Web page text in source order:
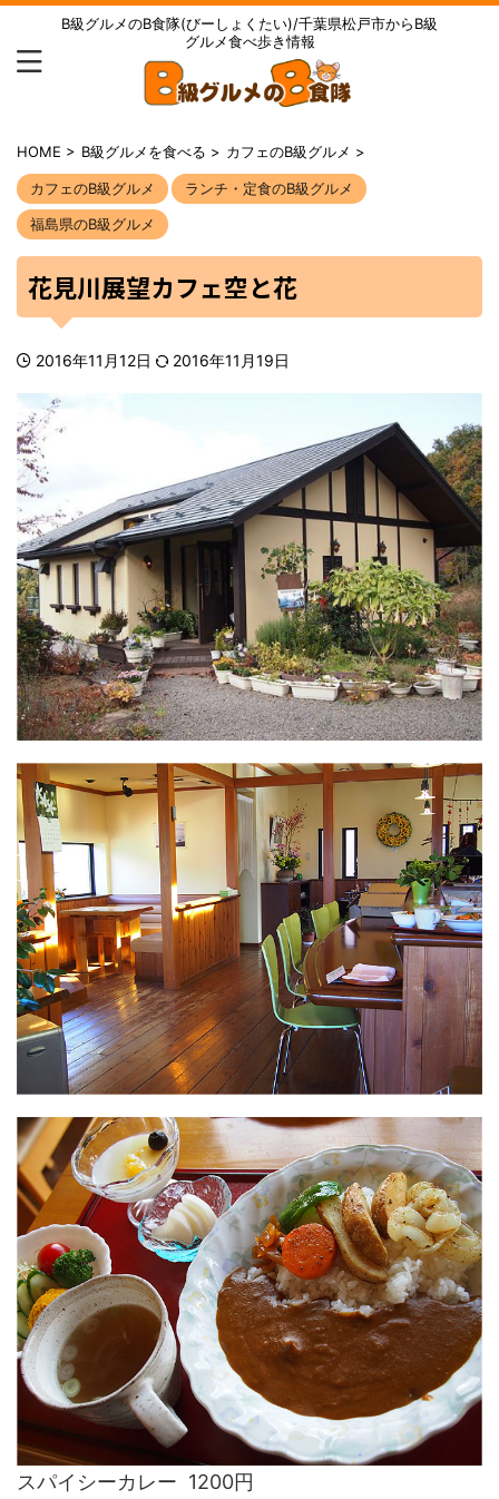
B級グルメのB食隊(びーしょくたい)/千葉県松戸市からB級
グルメ食べ歩き情報
HOME > B級グルメを食べる > カフェのB級グルメ >
カフェのB級グルメ
ランチ・定食のB級グルメ
福島県のB級グルメ
花見川展望カフェ空と花
2016年11月12日 2016年11月19日
スパイシーカレー 1200円